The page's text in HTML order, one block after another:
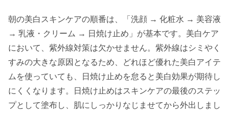
朝の美白スキンケアの順番は、「洗顔 → 化粧水 → 美容液
→ 乳液・クリーム → 日焼け止め」が基本です。美白ケア
において、紫外線対策は欠かせません。紫外線はシミやく
すみの大きな原因となるため、どれほど優れた美白アイテ
ムを使っていても、日焼け止めを怠ると美白効果が期待し
にくくなります。日焼け止めはスキンケアの最後のステッ
プとして塗布し、肌にしっかりなじませてから外出しまし